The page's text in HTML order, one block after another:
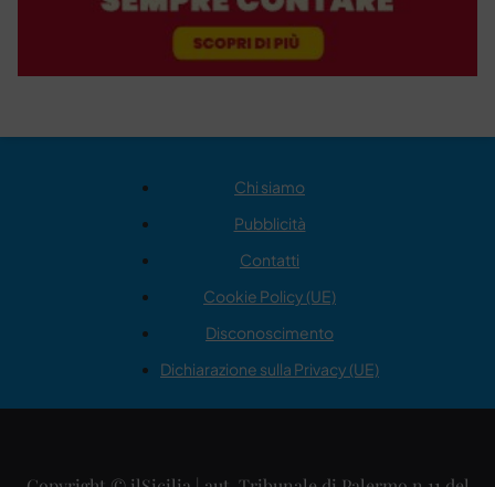
Chi siamo
Pubblicità
Contatti
Cookie Policy (UE)
Disconoscimento
Dichiarazione sulla Privacy (UE)